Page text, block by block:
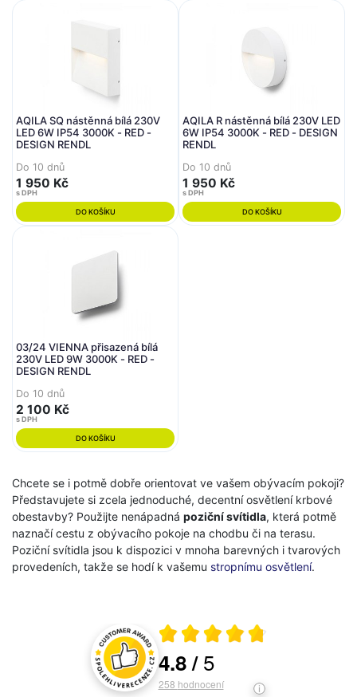
AQILA SQ nástěnná bílá 230V
LED 6W IP54 3000K - RED -
DESIGN RENDL
Do 10 dnů
1 950 Kč
s DPH
DO KOŠÍKU
AQILA R nástěnná bílá 230V LED
6W IP54 3000K - RED - DESIGN
RENDL
Do 10 dnů
1 950 Kč
s DPH
DO KOŠÍKU
03/24 VIENNA přisazená bílá
230V LED 9W 3000K - RED -
DESIGN RENDL
Do 10 dnů
2 100 Kč
s DPH
DO KOŠÍKU
Chcete se i potmě dobře orientovat ve vašem obývacím pokoji?
Představujete si zcela jednoduché, decentní osvětlení krbové
obestavby? Použijte nenápadná poziční svítidla, která potmě
naznačí cestu z obývacího pokoje na chodbu či na terasu.
Poziční svítidla jsou k dispozici v mnoha barevných i tvarových
provedeních, takže se hodí k vašemu stropnímu osvětlení.
Hodnocení a recenze zákazníků
Průměrné hodnocení 4.8 z 5
4.8/5
258 hodnocení